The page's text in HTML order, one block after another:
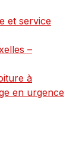
et service
–
à
en urgence